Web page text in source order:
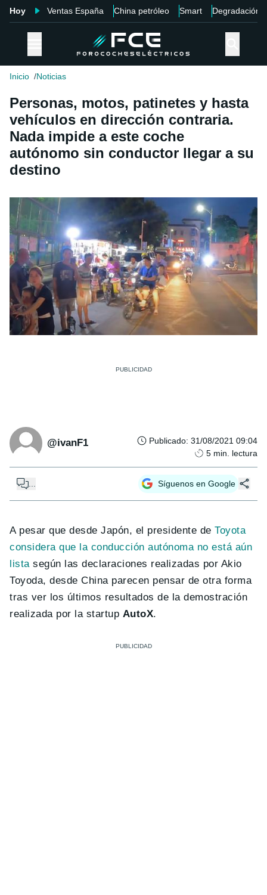
Hoy Ventas España China petróleo Smart Degradación
Inicio Noticias
Personas, motos, patinetes y hasta
vehículos en dirección contraria.
Nada impide a este coche
autónomo sin conductor llegar a su
destino
@ivanF1 Publicado: 31/08/2021 09:04
5 min. lectura
Síguenos en Google
A pesar que desde Japón, el presidente deToyota
considera que la conducción autónoma no está aún
lista según las declaraciones realizadas por Akio
Toyoda, desde China parecen pensar de otra forma
tras ver los últimos resultados de la demostración
realizada por la startup AutoX.